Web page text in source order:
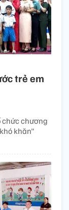
trẻ em
chức chương
khăn"